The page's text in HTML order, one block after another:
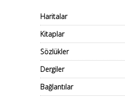
Haritalar
Kitaplar
Sözlükler
Dergiler
Bağlantılar